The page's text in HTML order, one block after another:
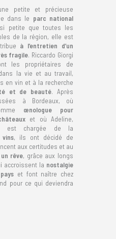
petite et précieuse
dans le parc national
petite que toutes les
de la région, elle est
à l’entretien d’un
fragile. Riccardo Giorgi
les propriétaires de
la vie et au travail,
en vin et à la recherche
et de beauté. Après
à Bordeaux, où
œnologue pour
et où Adeline,
est chargée de la
vins, ils ont décidé de
aux certitudes et au
rêve, grâce aux longs
accroissent la nostalgie
et font naître chez
pour ce qui deviendra